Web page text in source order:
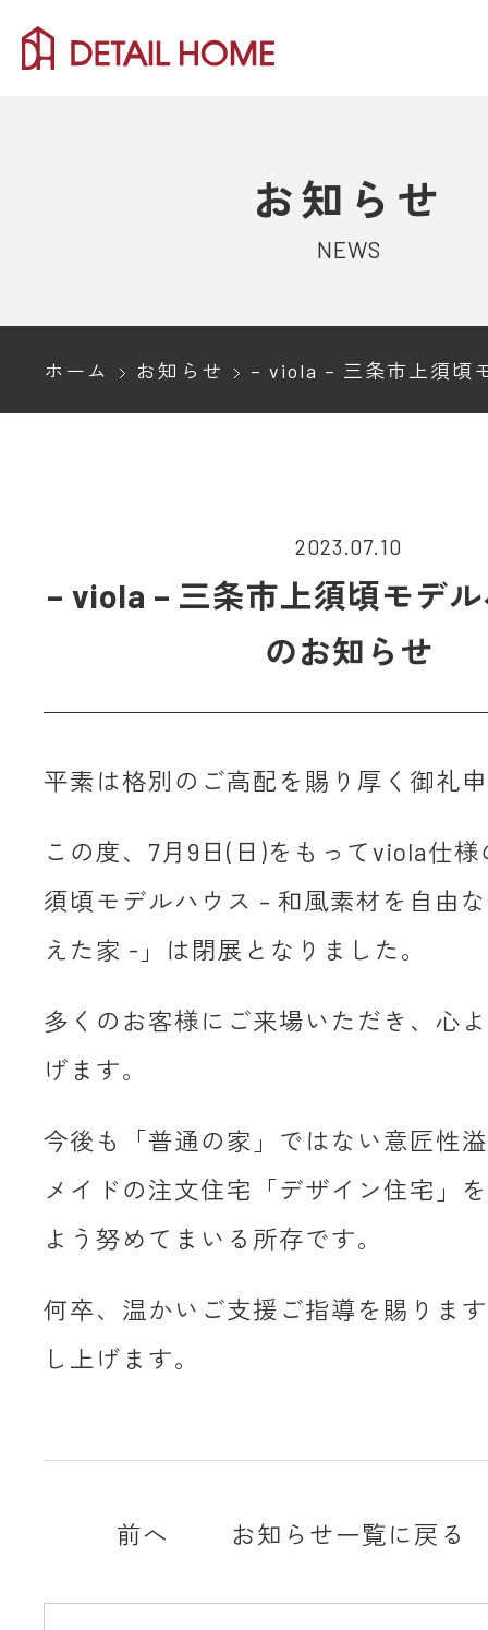
お知らせ
NEWS
ホーム お知らせ – viola – 三条市上須頃モデルハ
2023.07.10
– viola – 三条市上須頃モデ
のお知らせ
平素は格別のご高配を賜り厚く御礼
この度、7月9日(日)をもってviola仕
須頃モデルハウス – 和風素材を自由
えた家 -」は閉展となりました。
多くのお客様にご来場いただき、心
げます。
今後も「普通の家」ではない意匠性
メイドの注文住宅「デザイン住宅」
よう努めてまいる所存です。
何卒、温かいご支援ご指導を賜りま
し上げます。
前へ お知らせ一覧に戻る